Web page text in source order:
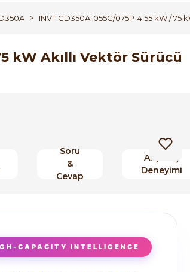
INVT GD350A-055G/075P-4 55 kW / 75
kW Akıllı Vektör Sürücü
Soru
&
Cevap
Alışveriş
Deneyimi
CAPACITY INTELLIGENCE